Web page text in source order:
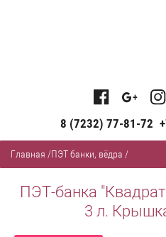
8 (7232) 77-81-72
Главная /ПЭТ банки, вёдра /
ПЭТ-банка
3 л.